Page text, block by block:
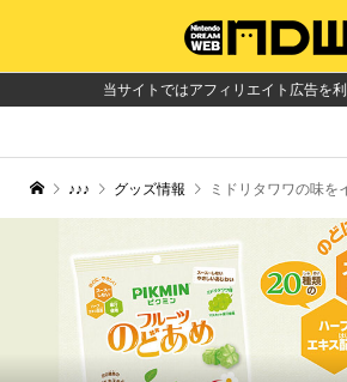
当サイトではアフィリエイト広告を
♪♪♪ グッズ情報 ミドリタワワの味をイメージした 「ピ